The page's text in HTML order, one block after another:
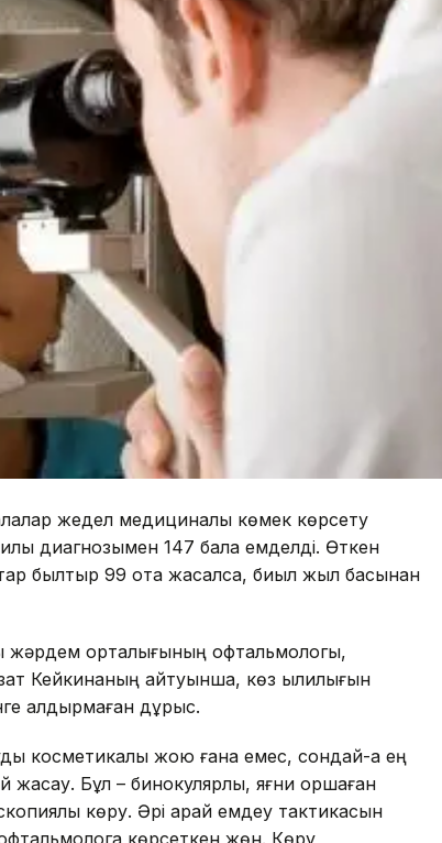
жедел медициналық көмек көрсету
диагнозымен 147 бала емделді. Өткен
былтыр 99 ота жасалса, биыл жыл басынан
жәрдем орталығының офтальмологы,
Кейкинаның айтуынша, көз қылилығын
қалдырмаған дұрыс.
косметикалық жою ғана емес, сондай-ақ ең
Бұл – бинокулярлық, яғни қоршаған
көру. Әрі қарай емдеу тактикасын